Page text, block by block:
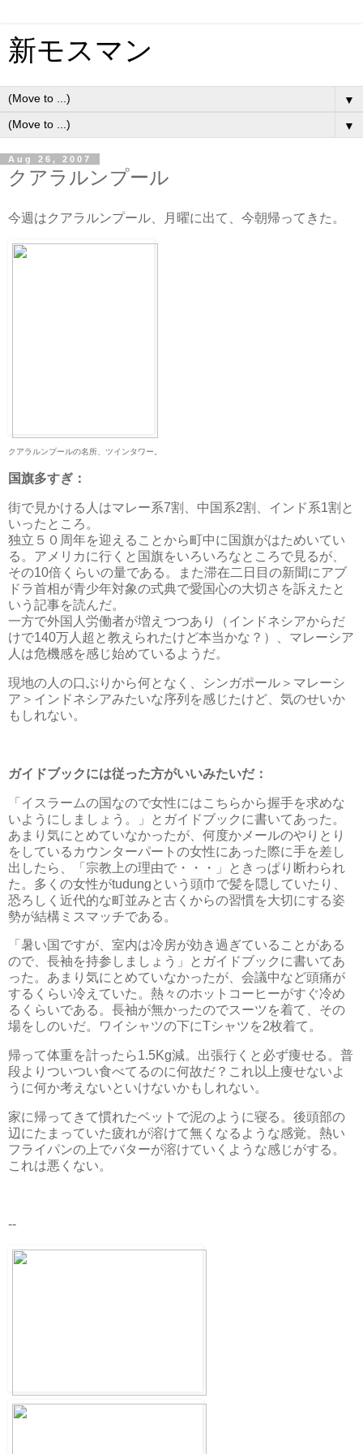
新モスマン
▼
▼
Aug 26, 2007
クアラルンプール
今週はクアラルンプール、月曜に出て、今朝帰ってきた。
クアラルンプールの名所、ツインタワー。
国旗多すぎ：
街で見かける人はマレー系7割、中国系2割、インド系1割と
いったところ。
独立５０周年を迎えることから町中に国旗がはためいてい
る。アメリカに行くと国旗をいろいろなところで見るが、
その10倍くらいの量である。また滞在二日目の新聞にアブ
ドラ首相が青少年対象の式典で愛国心の大切さを訴えたと
いう記事を読んだ。
一方で外国人労働者が増えつつあり（インドネシアからだ
けで140万人超と教えられたけど本当かな？）、マレーシア
人は危機感を感じ始めているようだ。
現地の人の口ぶりから何となく、シンガポール＞マレーシ
ア＞インドネシアみたいな序列を感じたけど、気のせいか
もしれない。
ガイドブックには従った方がいいみたいだ：
「イスラームの国なので女性にはこちらから握手を求めな
いようにしましょう。」とガイドブックに書いてあった。
あまり気にとめていなかったが、何度かメールのやりとり
をしているカウンターパートの女性にあった際に手を差し
出したら、「宗教上の理由で・・・」ときっぱり断わられ
た。多くの女性がtudungという頭巾で髪を隠していたり、
恐ろしく近代的な町並みと古くからの習慣を大切にする姿
勢が結構ミスマッチである。
「暑い国ですが、室内は冷房が効き過ぎていることがある
ので、長袖を持参しましょう」とガイドブックに書いてあ
った。あまり気にとめていなかったが、会議中など頭痛が
するくらい冷えていた。熱々のホットコーヒーがすぐ冷め
るくらいである。長袖が無かったのでスーツを着て、その
場をしのいだ。ワイシャツの下にTシャツを2枚着て。
帰って体重を計ったら1.5Kg減。出張行くと必ず痩せる。普
段よりついつい食べてるのに何故だ？これ以上痩せないよ
うに何か考えないといけないかもしれない。
家に帰ってきて慣れたベットで泥のように寝る。後頭部の
辺にたまっていた疲れが溶けて無くなるような感覚。熱い
フライパンの上でバターが溶けていくような感じがする。
これは悪くない。
--